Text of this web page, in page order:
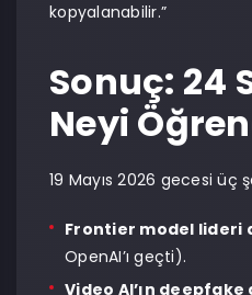
kopyalanabilir.”
Sonuç: 24
Neyi
19 Mayıs 2026 gecesi üç
Frontier model lideri
OpenAI’ı geçti).
Video AI’ın